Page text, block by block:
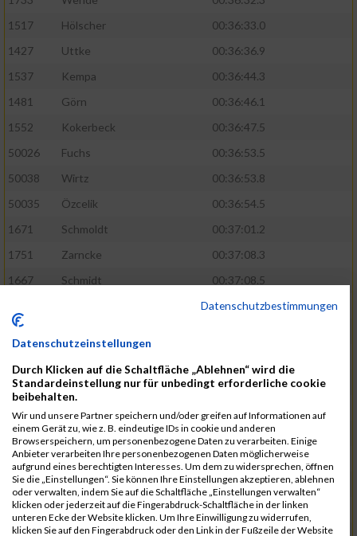
1517
Hölscher
00:36:33.0
1427
Uttke
00:36:36.9
1537
Kempa
00:36:44.3
1481
Görn
00:36:46.1
1552
Kokerbeck
00:36:47.5
50026
Fuchs
00:36:53.5
50038
Wirtz
00:36:53.8
50035
Özcelik
00:36:54.5
1671
Schmoldt
00:37:01.2
1751
Zarncke
00:37:08.3
1667
Schmidt
00:37:08.5
00:37:08.8
1754
1526
Jelinek
00:37:24.8
1586
Mau
00:37:35.5
1670
Schmoldt
00:37:36.5
1753
Zimbal
00:37:41.5
1513
Heynen
00:37:42.0
Datenschutzbestimmungen
Datenschutzeinstellungen
Durch Klicken auf die Schaltfläche „Ablehnen“ wird die
Standardeinstellung nur für unbedingt erforderliche cookie
beibehalten.
Wir und unsere Partner speichern und/oder greifen auf Informationen auf
einem Gerät zu, wie z. B. eindeutige IDs in cookie und anderen
Browserspeichern, um personenbezogene Daten zu verarbeiten. Einige
Anbieter verarbeiten Ihre personenbezogenen Daten möglicherweise
aufgrund eines berechtigten Interesses. Um dem zu widersprechen, öffnen
Sie die „Einstellungen“. Sie können Ihre Einstellungen akzeptieren, ablehnen
oder verwalten, indem Sie auf die Schaltfläche „Einstellungen verwalten“
klicken oder jederzeit auf die Fingerabdruck-Schaltfläche in der linken
unteren Ecke der Website klicken. Um Ihre Einwilligung zu widerrufen,
klicken Sie auf den Fingerabdruck oder den Link in der Fußzeile der Website